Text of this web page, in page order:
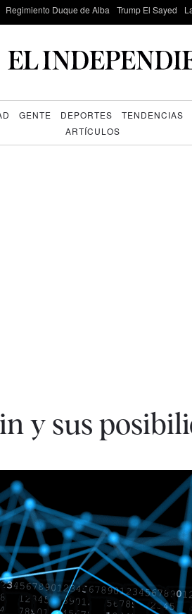
Regimiento Duque de Alba Trump El Sayed
GENTE DEPORTES TENDENCIAS
ARTÍCULOS
y sus